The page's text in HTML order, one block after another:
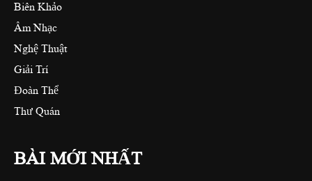
Biên Khảo
Âm Nhạc
Nghệ Thuật
Giải Trí
Đoàn Thể
Thư Quán
BÀI MỚI NHẤT